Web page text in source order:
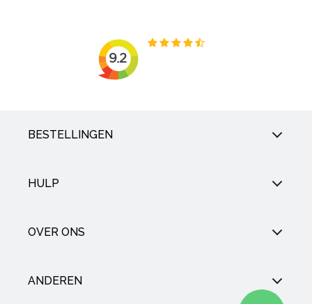
BESTELLINGEN
HULP
OVER ONS
ANDEREN